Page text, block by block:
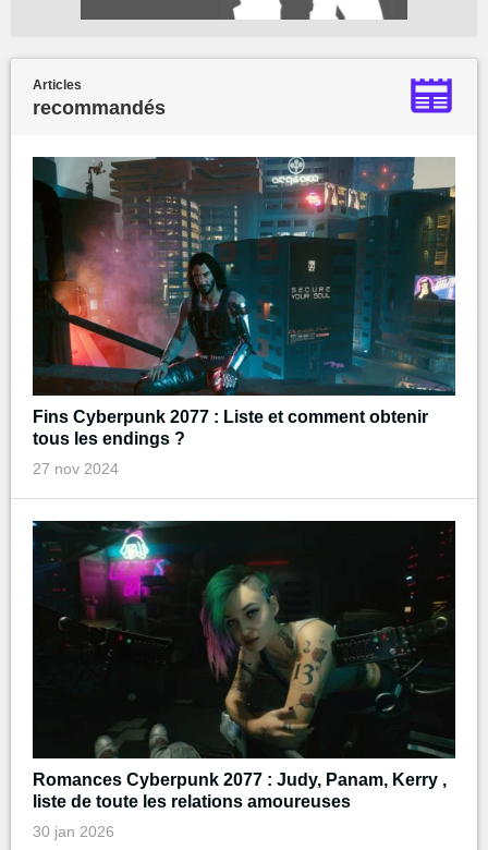
Articles
recommandés
Fins Cyberpunk 2077 : Liste et comment obtenir
tous les endings ?
27 nov 2024
Romances Cyberpunk 2077 : Judy, Panam, Kerry ,
liste de toute les relations amoureuses
30 jan 2026